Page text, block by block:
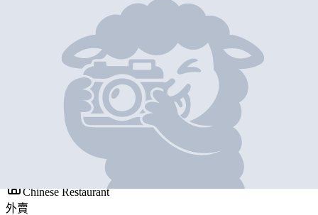
鍾菜館
CHUNG'S HOUSE
Chinese Restaurant
外賣